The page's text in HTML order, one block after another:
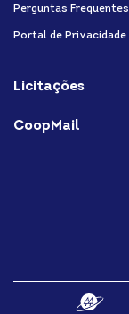
Perguntas Frequentes
Portal de Privacidade
Licitações
CoopMail